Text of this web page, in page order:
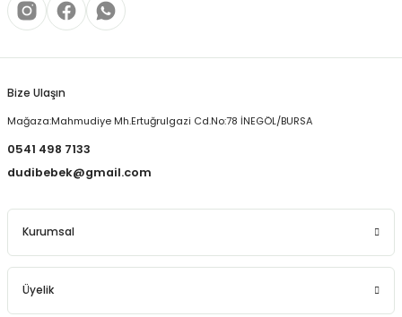
Bize Ulaşın
Mağaza:Mahmudiye Mh.Ertuğrulgazi Cd.No:78 İNEGÖL/BURSA
0541 498 7133
dudibebek@gmail.com
Kurumsal
Üyelik